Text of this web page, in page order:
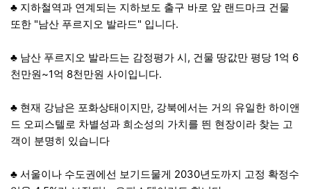
♣ 지하철역과 연계되는 지하보도 출구 바로 앞 랜드마크 건물
또한 "남산 푸르지오 발라드" 입니다.
♣ 남산 푸르지오 발라드는 감정평가 시, 건물 땅값만 평당 1억 6
천만원~1억 8천만원 사이입니다.
♣ 현재 강남은 포화상태이지만, 강북에서는 거의 유일한 하이앤
드 오피스텔로 차별성과 희소성의 가치를 띈 현장이라 찾는 고
객이 분명히 있습니다
♣ 서울이나 수도권에선 보기드물게 2030년도까지 고정 확정수